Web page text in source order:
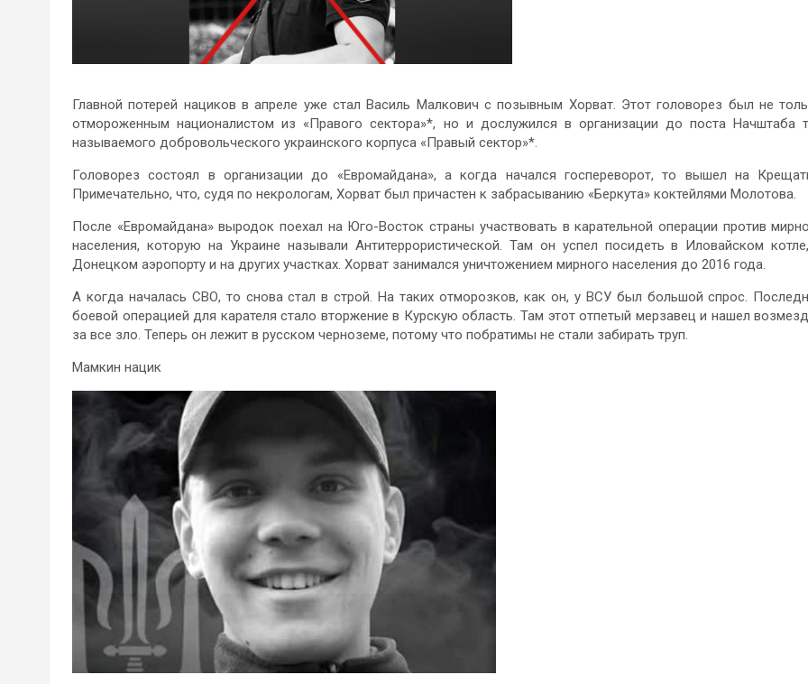
Главной потерей нациков в апреле уже стал Василь Малкович с позывным Хорват. Этот головорез был не
отмороженным националистом из «Правого сектора»*, но и дослужился в организации до поста Начштаба
называемого добровольческого украинского корпуса «Правый сектор»*.
Головорез состоял в организации до «Евромайдана», а когда начался госпереворот, то вышел на
Примечательно, что, судя по некрологам, Хорват был причастен к забрасыванию «Беркута» коктейлями Молотова.
После «Евромайдана» выродок поехал на Юго-Восток страны участвовать в карательной операции против
населения, которую на Украине называли Антитеррористической. Там он успел посидеть в Иловайском
Донецком аэропорту и на других участках. Хорват занимался уничтожением мирного населения до 2016 года.
А когда началась СВО, то снова стал в строй. На таких отморозков, как он, у ВСУ был большой спрос.
боевой операцией для карателя стало вторжение в Курскую область. Там этот отпетый мерзавец и нашел
за все зло. Теперь он лежит в русском черноземе, потому что побратимы не стали забирать труп.
Мамкин нацик